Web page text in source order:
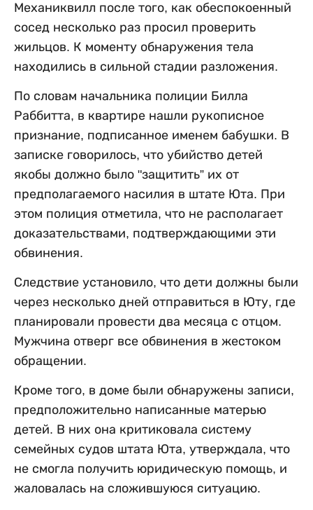
Механиквилл после того, как обеспокоенный
сосед несколько раз просил проверить
жильцов. К моменту обнаружения тела
находились в сильной стадии разложения.
По словам начальника полиции Билла
Раббитта, в квартире нашли рукописное
признание, подписанное именем бабушки. В
записке говорилось, что убийство детей
якобы должно было "защитить” их от
предполагаемого насилия в штате Юта. При
этом полиция отметила, что не располагает
доказательствами, подтверждающими эти
обвинения.
Следствие установило, что дети должны были
через несколько дней отправиться в Юту, где
планировали провести два месяца с отцом.
Мужчина отверг все обвинения в жестоком
обращении.
Кроме того, в доме были обнаружены записи,
предположительно написанные матерью
детей. В них она критиковала систему
семейных судов штата Юта, утверждала, что
не смогла получить юридическую помощь, и
жаловалась на сложившуюся ситуацию.